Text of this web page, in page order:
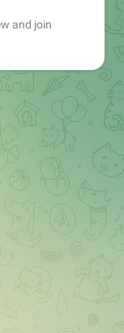
and join